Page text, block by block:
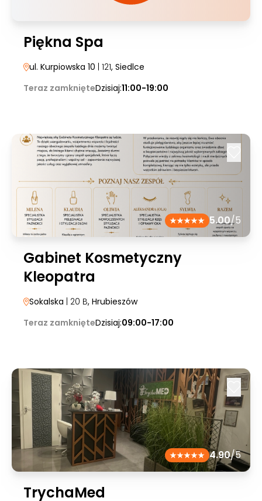
Piękna Spa
ul. Kurpiowska 10 | 121, Siedlce
Teraz zamknięteDzisiaj:11:00-19:00
5.00/5
Gabinet Kosmetyczny
Kleopatra
Sokalska | 20 B, Hrubieszów
Teraz zamknięteDzisiaj:09:00-17:00
4.90/5
TrychaMed